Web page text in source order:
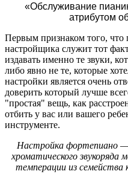
«Обслуживание
атрибутом
Первым признаком того,
настройщика служит тот
издавать именно те звуки,
либо явно не те, которые
настройки является очень
доверить который лучше
"простая" вещь, как
отбить у вас или вашего
инструменте.
Настройка фортепиано —
хроматического
темперации из семейства